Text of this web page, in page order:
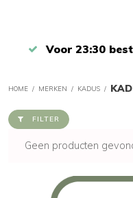
Afrekenen
HOME / MERKEN / KADUS /
FILTER
Geen producten